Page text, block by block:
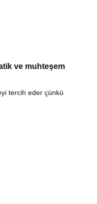
ve muhteşem
tercih eder çünkü